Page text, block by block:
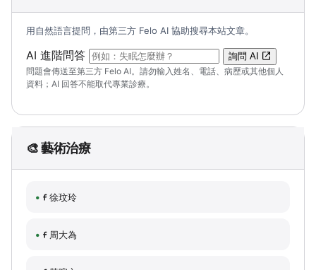
用自然語言提問，由第三方 Felo AI 協助搜尋本站文章。
AI 進階問答 （可輸入自然語言問題；送出後會開啟 Felo
詢問 AI
問題會傳送至第三方 Felo AI。請勿輸入姓名、電話、病歷或其他個人
資料；AI 回答不能取代專業診療。
🎨 藝術治療
徐玟玲
周大為